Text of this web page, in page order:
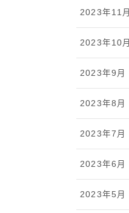
2023年11月
2023年10月
2023年9月
2023年8月
2023年7月
2023年6月
2023年5月